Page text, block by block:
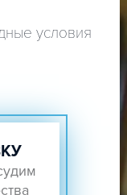
условия